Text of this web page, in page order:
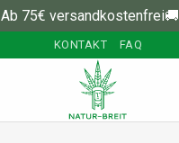
Ab 75€ versandkostenfrei🚚
KONTAKT FAQ